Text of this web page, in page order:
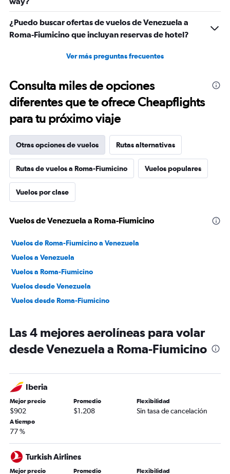
¿Puedo buscar ofertas de vuelos de Venezuela a
Roma-Fiumicino que incluyan reservas de hotel?
Ver más preguntas frecuentes
Consulta miles de opciones
diferentes que te ofrece Cheapflights
para tu próximo viaje
Otras opciones de vuelos Rutas alternativas
Rutas de vuelos a Roma-Fiumicino Vuelos populares
Vuelos por clase
Vuelos de Venezuela a Roma-Fiumicino
Vuelos de Roma-Fiumicino a Venezuela
Vuelos a Venezuela
Vuelos a Roma-Fiumicino
Vuelos desde Venezuela
Vuelos desde Roma-Fiumicino
Las 4 mejores aerolíneas para volar
desde Venezuela a Roma-Fiumicino
Iberia
Mejor precio
$902
Promedio
$1.208
Flexibilidad
Sin tasa de cancelación
A tiempo
77 %
Turkish Airlines
Mejor precio Promedio Flexibilidad